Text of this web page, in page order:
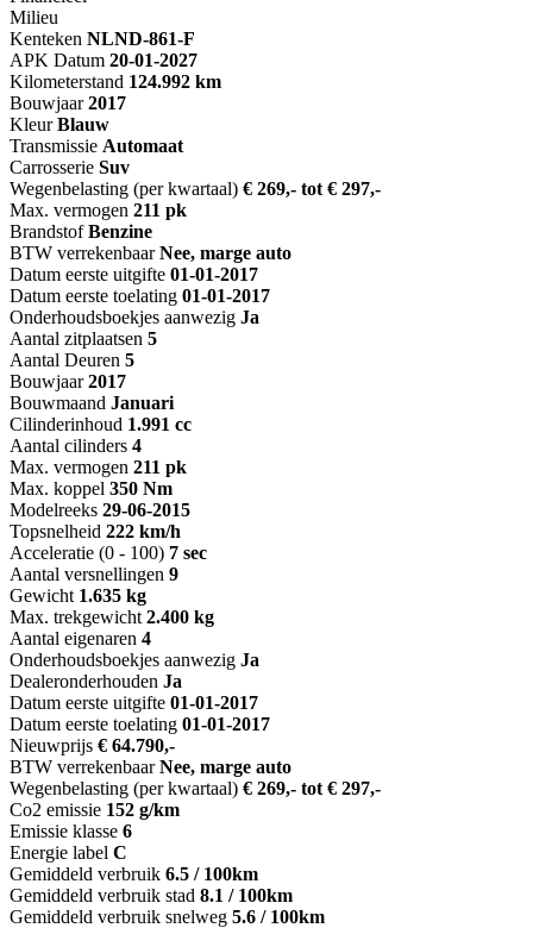
Milieu
Kenteken NLND-861-F
APK Datum 20-01-2027
Kilometerstand 124.992 km
Bouwjaar 2017
Kleur Blauw
Transmissie Automaat
Carrosserie Suv
Wegenbelasting (per kwartaal) € 269,- tot € 297,-
Max. vermogen 211 pk
Brandstof Benzine
BTW verrekenbaar Nee, marge auto
Datum eerste uitgifte 01-01-2017
Datum eerste toelating 01-01-2017
Onderhoudsboekjes aanwezig Ja
Aantal zitplaatsen 5
Aantal Deuren 5
Bouwjaar 2017
Bouwmaand Januari
Cilinderinhoud 1.991 cc
Aantal cilinders 4
Max. vermogen 211 pk
Max. koppel 350 Nm
Modelreeks 29-06-2015
Topsnelheid 222 km/h
Acceleratie (0 - 100) 7 sec
Aantal versnellingen 9
Gewicht 1.635 kg
Max. trekgewicht 2.400 kg
Aantal eigenaren 4
Onderhoudsboekjes aanwezig Ja
Dealeronderhouden Ja
Datum eerste uitgifte 01-01-2017
Datum eerste toelating 01-01-2017
Nieuwprijs € 64.790,-
BTW verrekenbaar Nee, marge auto
Wegenbelasting (per kwartaal) € 269,- tot € 297,-
Co2 emissie 152 g/km
Emissie klasse 6
Energie label C
Gemiddeld verbruik 6.5 / 100km
Gemiddeld verbruik stad 8.1 / 100km
Gemiddeld verbruik snelweg 5.6 / 100km